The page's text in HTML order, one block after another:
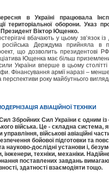
в Україні працювала
територіальної оборони. Указ
Віктор Ющенко.
вбачають у цьому зв’язок
російська Держдума прийняла в
що дозволить президентові
Ющенка має більш
України вперше в цьому
Фінансування армії наразі –
перспективи року майбутнього
АВІАЦІЙНОЇ ТЕХНІКИ
Збройних Сил України є одним із
війська. Це - складна система,
управління, військові авіаційні
бойової підготовки та
науково-дослідні установи і,
техніки, механіки.
поставлених завдань
здатності взаємодіяти тощо.